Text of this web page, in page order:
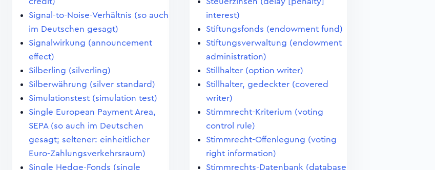
Signal-to-Noise-Verhältnis (so auch
im Deutschen gesagt)
Signalwirkung (announcement
effect)
Silberling (silverling)
Silberwährung (silver standard)
Simulationstest (simulation test)
Single European Payment Area,
SEPA (so auch im Deutschen
gesagt; seltener: einheitlicher
Euro-Zahlungsverkehrsraum)
Single Hedge-Fonds (single
interest)
Stiftungsfonds (endowment fund)
Stiftungsverwaltung (endowment
administration)
Stillhalter (option writer)
Stillhalter, gedeckter (covered
writer)
Stimmrecht-Kriterium (voting
control rule)
Stimmrecht-Offenlegung (voting
right information)
Stimmrechts-Datenbank (database